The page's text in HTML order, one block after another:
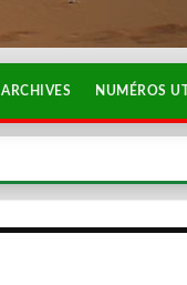
ARCHIVES NUMÉROS